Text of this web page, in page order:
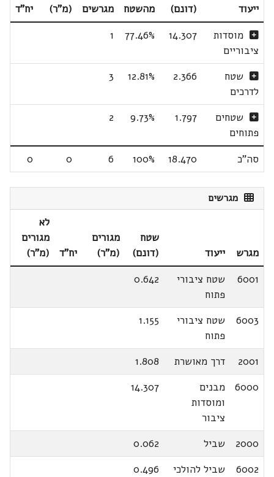
ייעוד
(דונם)
מהשטח
מגרשים
(מ"ר)
יח"ד
מוסדות
ציבוריים
14.307
77.46%
1
שטח
לדרכים
2.366
12.81%
3
שטחים
פתוחים
1.797
9.73%
2
סה"כ 18.470
100%
6
0
0
מגרשים
מגרש ייעוד
שטח
(דונם)
מגורים
(מ"ר)
יח"ד
לא
מגורים
(מ"ר)
6001
שטח ציבורי
פתוח
0.642
6003
שטח ציבורי
פתוח
1.155
2001 דרך מאושרת
1.808
6000
מבנים
ומוסדות
ציבור
14.307
2000 שביל
0.062
6002
שביל להולכי
0.496